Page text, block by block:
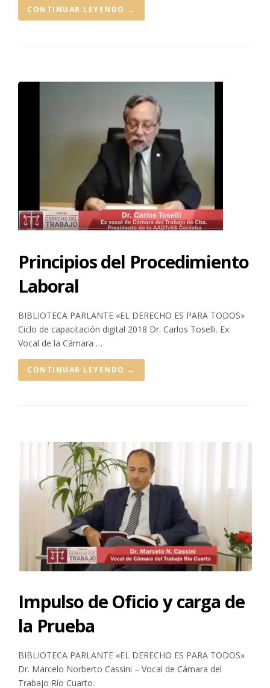
CONTINUAR LEYENDO →
Principios del Procedimiento
Laboral
BIBLIOTECA PARLANTE «EL DERECHO ES PARA TODOS»
Ciclo de capacitación digital 2018 Dr. Carlos Toselli. Ex
Vocal de la Cámara …
CONTINUAR LEYENDO →
Impulso de Oficio y carga de
la Prueba
BIBLIOTECA PARLANTE «EL DERECHO ES PARA TODOS»
Dr. Marcelo Norberto Cassini – Vocal de Cámara del
Trabajo Río Cuarto.